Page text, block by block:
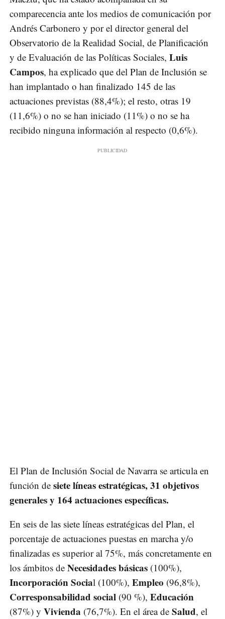
comparecencia ante los medios de comunicación por
Andrés Carbonero y por el director general del
Observatorio de la Realidad Social, de Planificación
y de Evaluación de las Políticas Sociales, Luis
Campos, ha explicado que del Plan de Inclusión se
han implantado o han finalizado 145 de las
actuaciones previstas (88,4%); el resto, otras 19
(11,6%) o no se han iniciado (11%) o no se ha
recibido ninguna información al respecto (0,6%).
El Plan de Inclusión Social de Navarra se articula en
función de siete líneas estratégicas, 31 objetivos
generales y 164 actuaciones específicas.
En seis de las siete líneas estratégicas del Plan, el
porcentaje de actuaciones puestas en marcha y/o
finalizadas es superior al 75%, más concretamente en
los ámbitos de Necesidades básicas (100%),
Incorporación Social (100%), Empleo (96,8%),
Corresponsabilidad social (90 %), Educación
(87%) y Vivienda (76,7%). En el área de Salud, el